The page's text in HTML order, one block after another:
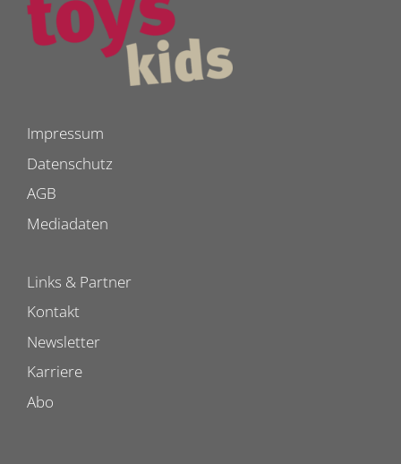
Impressum
Datenschutz
AGB
Mediadaten
Links & Partner
Kontakt
Newsletter
Karriere
Abo